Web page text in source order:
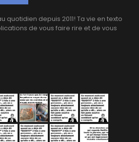
quotidien depuis 2011! Ta vie en texto
de vous faire rire et de vous